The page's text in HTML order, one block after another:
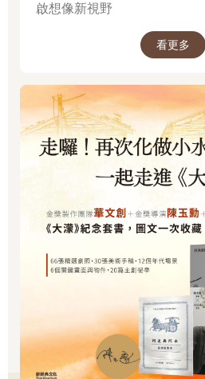
「你再叫我一次醫生，我就打斷你的
迪克．波頓看著醫生。迪克是個大個
他樂意打架，他總是很開心。艾迪和
身，逕自朝山丘上的農舍走。他們看
怒。他們幾個目送他走上山丘，走進
迪克以奧吉布瓦語説了幾句話。艾迪
是非常嚴肅。他聽不懂英文，但他們
子，臉上只有幾根鬍子，活像個中國
克拿起斧頭，艾迪從樹上取下鋸子。
上。一行人
消失於樹林間。
回到農舍的醫生，坐在他房間的床上
一疊醫學期刊，全都包裝完好，尚未
「親愛的，你不回去工作了嗎？」醫
床上，百葉窗都拉了下來。
「發生什麼事？」
「我和迪克．波頓吵架。」
啟想像新視野
看更多